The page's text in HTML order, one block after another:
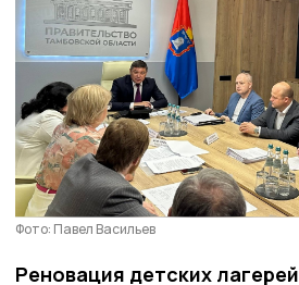
Фото: Павел Васильев
Реновация детских лагерей